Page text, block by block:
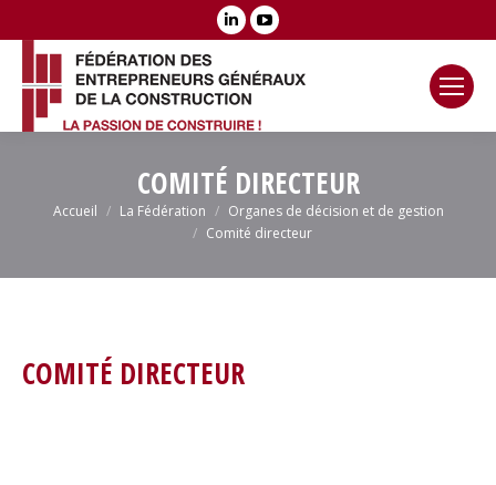
LinkedIn
opens
in
new
YouTube
opens
new
COMITÉ DIRECTEUR
Vous êtes ici :
Accueil La Fédération
Organes de décision et de gestion
Comité directeur
COMITÉ DIRECTEUR